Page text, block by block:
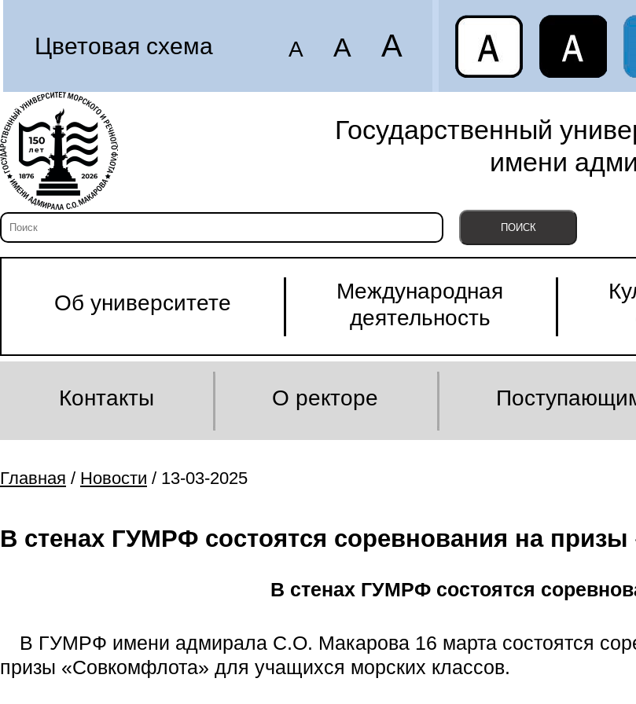
Цветовая схема A A A
Государственный
имени
Об университете
Международная
деятельность
Контакты О ректоре
Главная / Новости / 13-03-2025
В стенах ГУМРФ состоятся соревнования на призы
В стенах ГУМРФ состоятся
В ГУМРФ имени адмирала С.О. Макарова 16 марта состоятся
призы «Совкомфлота» для учащихся морских классов.